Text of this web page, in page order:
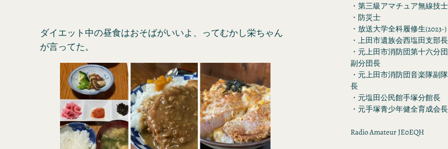
ダイエット中の昼食はおそばがいいよ、ってむかし栄ちゃん
が言ってた。
・第三級アマチュア無線技士
・防災士
・放送大学全科履修生(2023-)
・上田市遺族会西塩田支部長
・元上田市消防団第十六分団
副分団長
・元上田市消防団音楽隊副隊
長
・元塩田公民館手塚分館長
・元手塚青少年健全育成会長
Radio Amateur JE0EQH